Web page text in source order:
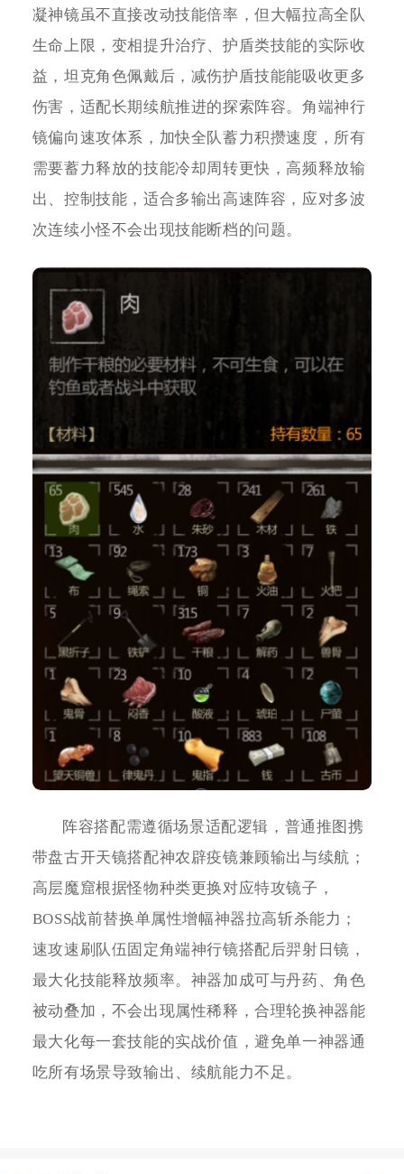
凝神镜虽不直接改动技能倍率，但大幅拉高全队
生命上限，变相提升治疗、护盾类技能的实际收
益，坦克角色佩戴后，减伤护盾技能能吸收更多
伤害，适配长期续航推进的探索阵容。角端神行
镜偏向速攻体系，加快全队蓄力积攒速度，所有
需要蓄力释放的技能冷却周转更快，高频释放输
出、控制技能，适合多输出高速阵容，应对多波
次连续小怪不会出现技能断档的问题。
阵容搭配需遵循场景适配逻辑，普通推图携
带盘古开天镜搭配神农辟疫镜兼顾输出与续航；
高层魔窟根据怪物种类更换对应特攻镜子，
BOSS战前替换单属性增幅神器拉高斩杀能力；
速攻速刷队伍固定角端神行镜搭配后羿射日镜，
最大化技能释放频率。神器加成可与丹药、角色
被动叠加，不会出现属性稀释，合理轮换神器能
最大化每一套技能的实战价值，避免单一神器通
吃所有场景导致输出、续航能力不足。